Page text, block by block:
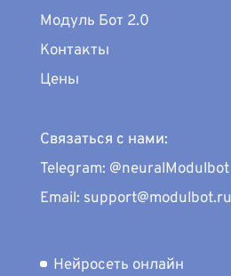
Модуль Бот 2.0
Контакты
Цены
Связаться с нами:
Telegram: @neuralModulbot
Email: support@modulbot.ru
Нейросеть онлайн